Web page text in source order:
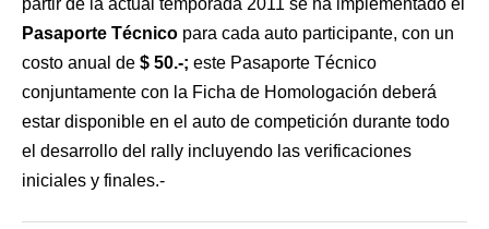
Pasaporte Técnico para cada auto participante, con un
costo anual de $ 50.-; este Pasaporte Técnico
conjuntamente con la Ficha de Homologación deberá
estar disponible en el auto de competición durante todo
el desarrollo del rally incluyendo las verificaciones
iniciales y finales.-